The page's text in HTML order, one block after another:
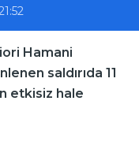
Hamani
saldırıda 11
etkisiz hale